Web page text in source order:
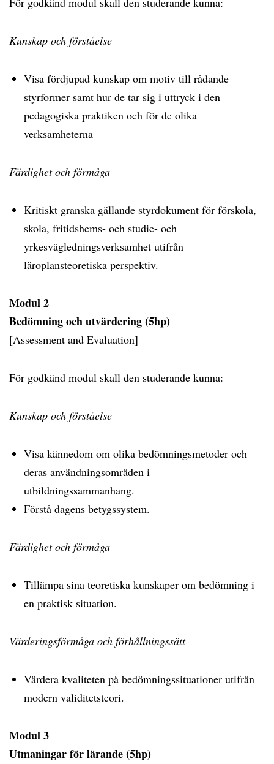
Kunskap och förståelse
Visa fördjupad kunskap om motiv till rådande
styrformer samt hur de tar sig i uttryck i den
pedagogiska praktiken och för de olika
verksamheterna
Färdighet och förmåga
Kritiskt granska gällande styrdokument för förskola,
skola, fritidshems- och studie- och
yrkesvägledningsverksamhet utifrån
läroplansteoretiska perspektiv.
Modul 2
Bedömning och utvärdering (5hp)
[Assessment and Evaluation]
För godkänd modul skall den studerande kunna:
Kunskap och förståelse
Visa kännedom om olika bedömningsmetoder och
deras användningsområden i
utbildningssammanhang.
Förstå dagens betygssystem.
Färdighet och förmåga
Tillämpa sina teoretiska kunskaper om bedömning i
en praktisk situation.
Värderingsförmåga och förhållningssätt
Värdera kvaliteten på bedömningssituationer utifrån
modern validitetsteori.
Modul 3
Utmaningar för lärande (5hp)